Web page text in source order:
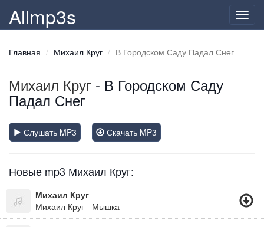
Allmp3s
Главная Михаил Круг В Городском Саду Падал Снег
Михаил Круг - В Городском Саду
Падал Снег
Слушать MP3 Скачать MP3
Новые mp3 Михаил Круг:
Михаил Круг
Михаил Круг - Мышка